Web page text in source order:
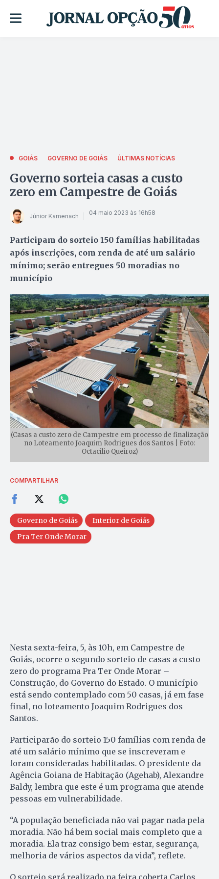
GOIÁS GOVERNO DE GOIÁS ÚLTIMAS NOTÍCIAS
Governo sorteia casas a custo
zero em Campestre de Goiás
Júnior Kamenach 04 maio 2023 às 16h58
Participam do sorteio 150 famílias habilitadas
após inscrições, com renda de até um salário
mínimo; serão entregues 50 moradias no
município
(Casas a custo zero de Campestre em processo de finalização
no Loteamento Joaquim Rodrigues dos Santos | Foto:
Octacilio Queiroz)
COMPARTILHAR
Governo de Goiás
Interior de Goiás
Pra Ter Onde Morar
Nesta sexta-feira, 5, às 10h, em Campestre de
Goiás, ocorre o segundo sorteio de casas a custo
zero do programa Pra Ter Onde Morar –
Construção, do Governo do Estado. O município
está sendo contemplado com 50 casas, já em fase
final, no loteamento Joaquim Rodrigues dos
Santos.
Participarão do sorteio 150 famílias com renda de
até um salário mínimo que se inscreveram e
foram consideradas habilitadas. O presidente da
Agência Goiana de Habitação (Agehab), Alexandre
Baldy, lembra que este é um programa que atende
pessoas em vulnerabilidade.
“A população beneficiada não vai pagar nada pela
moradia. Não há bem social mais completo que a
moradia. Ela traz consigo bem-estar, segurança,
melhoria de vários aspectos da vida”, reflete.